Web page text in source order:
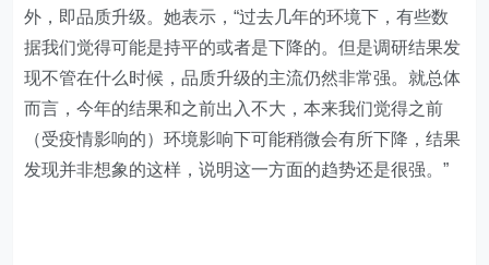
外，即品质升级。她表示，“过去几年的环境下，有些数
据我们觉得可能是持平的或者是下降的。但是调研结果发
现不管在什么时候，品质升级的主流仍然非常强。就总体
而言，今年的结果和之前出入不大，本来我们觉得之前
（受疫情影响的）环境影响下可能稍微会有所下降，结果
发现并非想象的这样，说明这一方面的趋势还是很强。”